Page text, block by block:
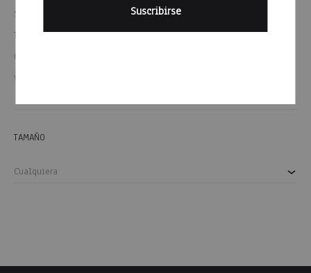
SEGURIDAD VIAL
TODOS LOS PRODUCTOS 98
UNIFORMES
VARIOS
TAMAÑO
Cualquiera